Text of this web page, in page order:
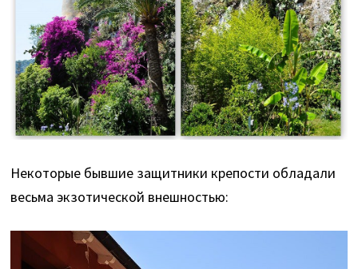
Некоторые бывшие защитники крепости обладали
весьма экзотической внешностью: